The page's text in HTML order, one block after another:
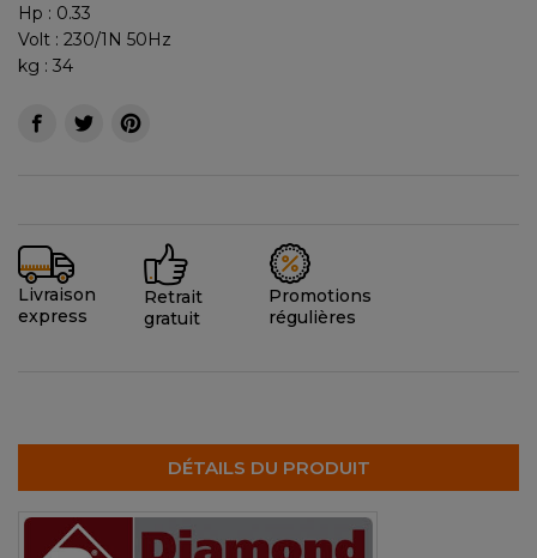
Hp : 0.33
Volt : 230/1N 50Hz
kg : 34
Livraison
express
Retrait
gratuit
Promotions
régulières
DÉTAILS DU PRODUIT